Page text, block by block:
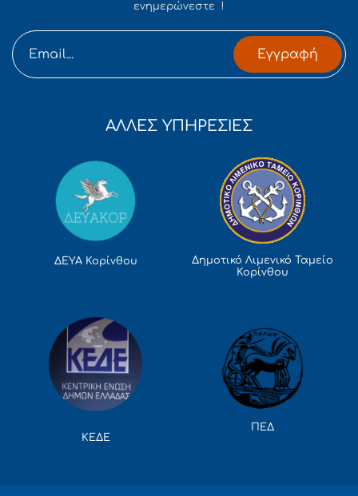
ενημερώνεστε !
Εγγραφή
ΑΛΛΕΣ ΥΠΗΡΕΣΙΕΣ
ΔΕΥΑ Κορίνθου
Δημοτικό Λιμενικό Ταμείο
Κορίνθου
ΚΕΔΕ
ΠΕΔ